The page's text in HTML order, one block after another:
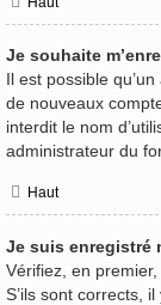
Je souhaite
Il est possible
de nouveaux
interdit le nom
administrateur du
Haut
Je suis enregistré
Vérifiez, en
S’ils sont corrects,